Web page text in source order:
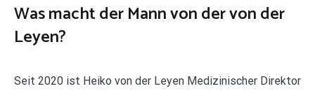
Was macht der Mann von der von der
Leyen?
Seit 2020 ist Heiko von der Leyen Medizinischer Direktor